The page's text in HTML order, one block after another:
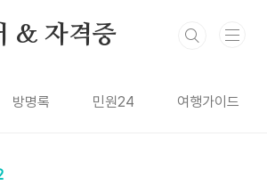
& 자격증
방명록 민원24 여행가이드